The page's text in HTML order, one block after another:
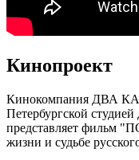
Кинопроект
Кинокомпания ДВА
Петербургской
представляет
жизни и судьбе